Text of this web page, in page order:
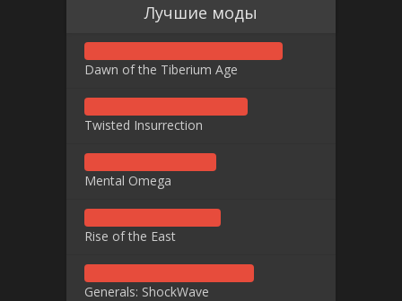
Лучшие моды
Dawn of the Tiberium Age
Twisted Insurrection
Mental Omega
Rise of the East
Generals: ShockWave